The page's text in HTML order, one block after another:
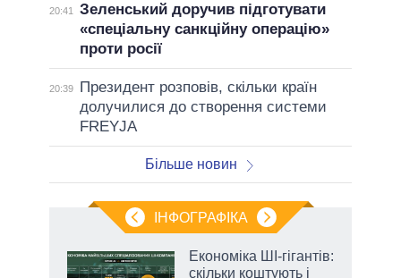
20:41
Зеленський доручив підготувати
«спеціальну санкційну операцію»
проти росії
20:39
Президент розповів, скільки країн
долучилися до створення системи
FREYJA
Більше новин
ІНФОГРАФІКА
Економіка ШІ-гігантів:
скільки коштують і